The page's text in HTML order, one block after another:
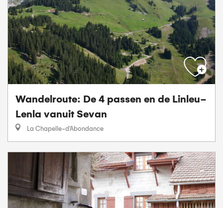
Wandelroute: De 4 passen en de Linleu-
Lenla vanuit Sevan
La Chapelle-d'Abondance